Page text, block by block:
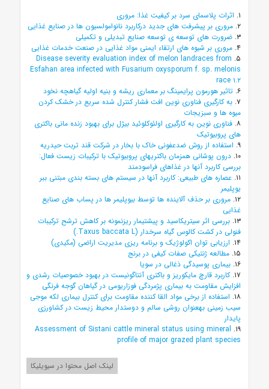
۱. اثرات پلاسمای سرد بر کیفیت غذا: مروری
۲. مروری بر پیشرفت های جدید درکاربرد نانوامولسیون ها در صنایع غذایی
۳. ضرورت های توسعه ی توسعه صنایع تبدیلی و تکمیلی
۴. مروری بر شیوه های ارتقاء ایمنی مواد غذایی در صنعت خدمات غذایی
۵. Disease severity evaluation index of melon landraces from
Esfahan area infected with Fusarium oxysporum f. sp. melonis
race ۱.۲
۶. تاثیر هورمون پرایمینگ بر معماری ریشه و بنیه اولیه گیاهچه نخود
۷. به کارگیری فناوری نوین افت فشار کنترل شده سریع در خشک کردن
میوه ها و سبزیجات
۸. فناوری نوین به کارگیری اولئوکلوئید بیژل برای بهبود زنده مانی باکتری
های پروبیوتیک
۹. استفاده از روش ضدعفونی خاک با بخار در شرکت قند تربت حیدریه
۱۰. درون پوشانی همزمان باکتریهای پروبیوتیک با ترکیبات زیست فعال:
بررسی کاربرد آنها در غذاهای فراسودمند
۱۱. عصاره های طبیعی: کاربرد آنها در سیستم های بسته بندی مبتنی ببر
یوپلیمر
۱۲. مروری بر حذف آلاینده ها توسط بیوپلیمر ها در پساب های صنایع
غذایی
۱۳. بررسی اثر سیتریکاسید و پیشتیمار ریزنمونه بر کاهش ترشح ترکیبات
فنولی در کشت کالوس گیاه سرخدار (Taxus baccata L.)
۱۴. ارزیابی توان اکولوژیک و برنامه ریزی مدیریت اراضی (مکیدی)
۱۵. مطالعه ژنتیکی صفات کیفی در برنج
۱۶. بیماری پوسیدگی ذغالی در سویا
۱۷. کاربرد قارچ مایکوریز و باکتری آنتاگونیست در بهبود خصوصیات رشدی و
افزایش مقاومت به بیماری پژمردگی فوزاریومی در گیاهان گوجه فرنگی
۱۸. استفاده از برخی مواد القا کننده مقاومت برای کنترل بیماری لکه موجی
سیب زمینی بهعنوان روشی سالم و دوستدار محیط زیست در کشاورزی
پایدار
۱۹. Assessment of Sistani cattle mineral status using mineral
profile of major grazed plant species
لینک اصل محتوا در سیویلیکا